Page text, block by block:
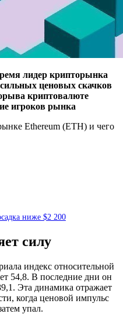
лидер крипторынка
ценовых скачков
криптовалюте
игроков рынка
Ethereum (ETH) и чего
ниже $2 200
силу
индекс относительной
54,8. В последние дни он
Эта динамика отражает
когда ценовой импульс
упал.